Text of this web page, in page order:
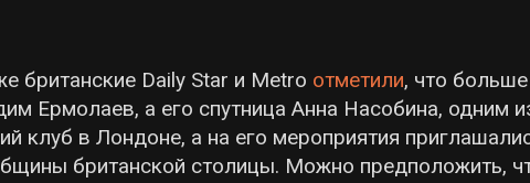
британские Daily Star и Metro отметили, что
Ермолаев, а его спутница Анна Насобина, одним
клуб в Лондоне, а на его мероприятия
британской столицы. Можно предположить,